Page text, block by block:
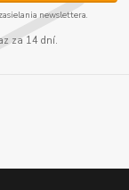
newslettera.
za 14 dní.